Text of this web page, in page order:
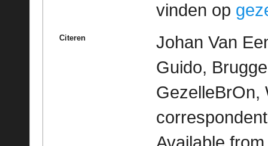
vinden op
Citeren
Johan Van
Guido,
GezelleBrOn,